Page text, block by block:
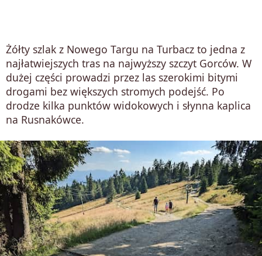
Żółty szlak z Nowego Targu na Turbacz to jedna z
najłatwiejszych tras na najwyższy szczyt Gorców. W
dużej części prowadzi przez las szerokimi bitymi
drogami bez większych stromych podejść. Po
drodze kilka punktów widokowych i słynna kaplica
na Rusnakówce.